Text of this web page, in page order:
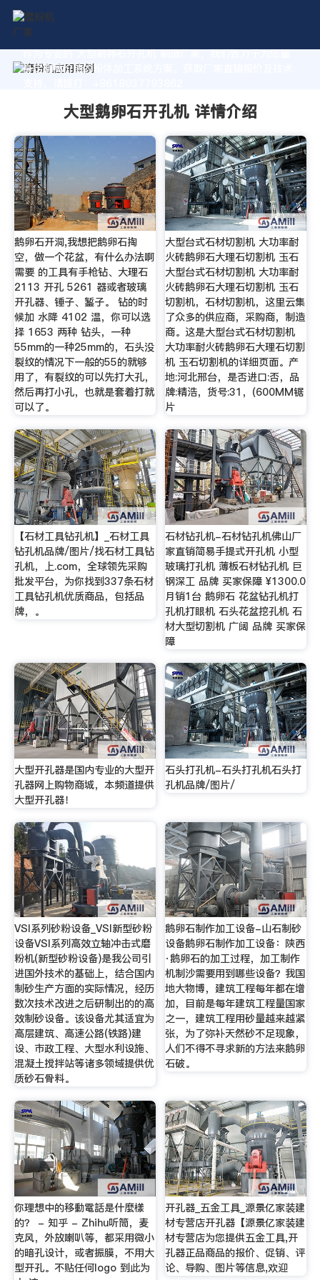
作为专业的 大型鹅卵石开孔机 制造厂家，我们致力于为您量
身定制高价值的粉体加工系统方案。获取厂家直销报价及技术
大型鹅卵石开孔机 详情介绍
鹅卵石开洞,我想把鹅卵石掏
空，做一个花盆，有什么办法啊
需要 的工具有手枪钻、大理石
2113 开孔 5261 器或者玻璃
开孔器、锤子、錾子。 钻的时
候加 水降 4102 温，你可以选
择 1653 两种 钻头，一种
55mm的一种25mm的，石头没
裂纹的情况下一般的55的就够
用了，有裂纹的可以先打大孔，
然后再打小孔，也就是套着打就
可以了。
大型台式石材切割机 大功率耐
火砖鹅卵石大理石切割机 玉石
大型台式石材切割机 大功率耐
火砖鹅卵石大理石切割机 玉石
切割机，石材切割机，这里云集
了众多的供应商，采购商，制造
商。这是大型台式石材切割机
大功率耐火砖鹅卵石大理石切割
机 玉石切割机的详细页面。产
地:河北邢台，是否进口:否，品
牌:精浩，货号:31，(600MM锯
片
【石材工具钻孔机】_石材工具
钻孔机品牌/图片/找石材工具钻
孔机，上.com，全球领先采购
批发平台，为你找到337条石材
工具钻孔机优质商品，包括品
牌，。
石材钻孔机-石材钻孔机佛山厂
家直销简易手提式开孔机 小型
玻璃打孔机 薄板石材钻孔机 巨
钢深工 品牌 买家保障 ¥1300.0
月销1台 鹅卵石 花盆钻孔机打
孔机打眼机 石头花盆挖孔机 石
材大型切割机 广阔 品牌 买家保
障
大型开孔器是国内专业的大型开
孔器网上购物商城，本频道提供
大型开孔器！
石头打孔机-石头打孔机石头打
孔机品牌/图片/
VSI系列砂粉设备_VSI新型砂粉
设备VSI系列高效立轴冲击式磨
粉机(新型砂粉设备)是我公司引
进国外技术的基础上，结合国内
制砂生产方面的实际情况，经历
数次技术改进之后研制出的的高
效制砂设备。该设备尤其适宜为
高层建筑、高速公路(铁路)建
设、市政工程、大型水利设施、
混凝土搅拌站等诸多领域提供优
质砂石骨料。
鹅卵石制作加工设备-山石制砂
设备鹅卵石制作加工设备：陕西
·鹅卵石的加工过程，加工制作
机制沙需要用到哪些设备？我国
地大物博，建筑工程每年都在增
加，目前是每年建筑工程量国家
之一，建筑工程用砂量越来越紧
张，为了弥补天然砂不足现象，
人们不得不寻求新的方法来鹅卵
石破。
你理想中的移動電話是什麼樣
的？ - 知乎 - Zhihu听筒，麦
克风，外放喇叭等，都采用微小
的暗孔设计，或者振膜，不用大
型开孔。不贴任何logo 到此为
开孔器_五金工具_源景亿家装建
材专营店开孔器【源景亿家装建
材专营店为您提供五金工具,开
孔器正品商品的报价、促销、评
论、导购、图片等信息,欢迎